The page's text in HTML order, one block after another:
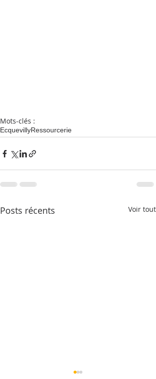
Mots-clés :
EcquevillyRessourcerie
Posts récents Voir tout